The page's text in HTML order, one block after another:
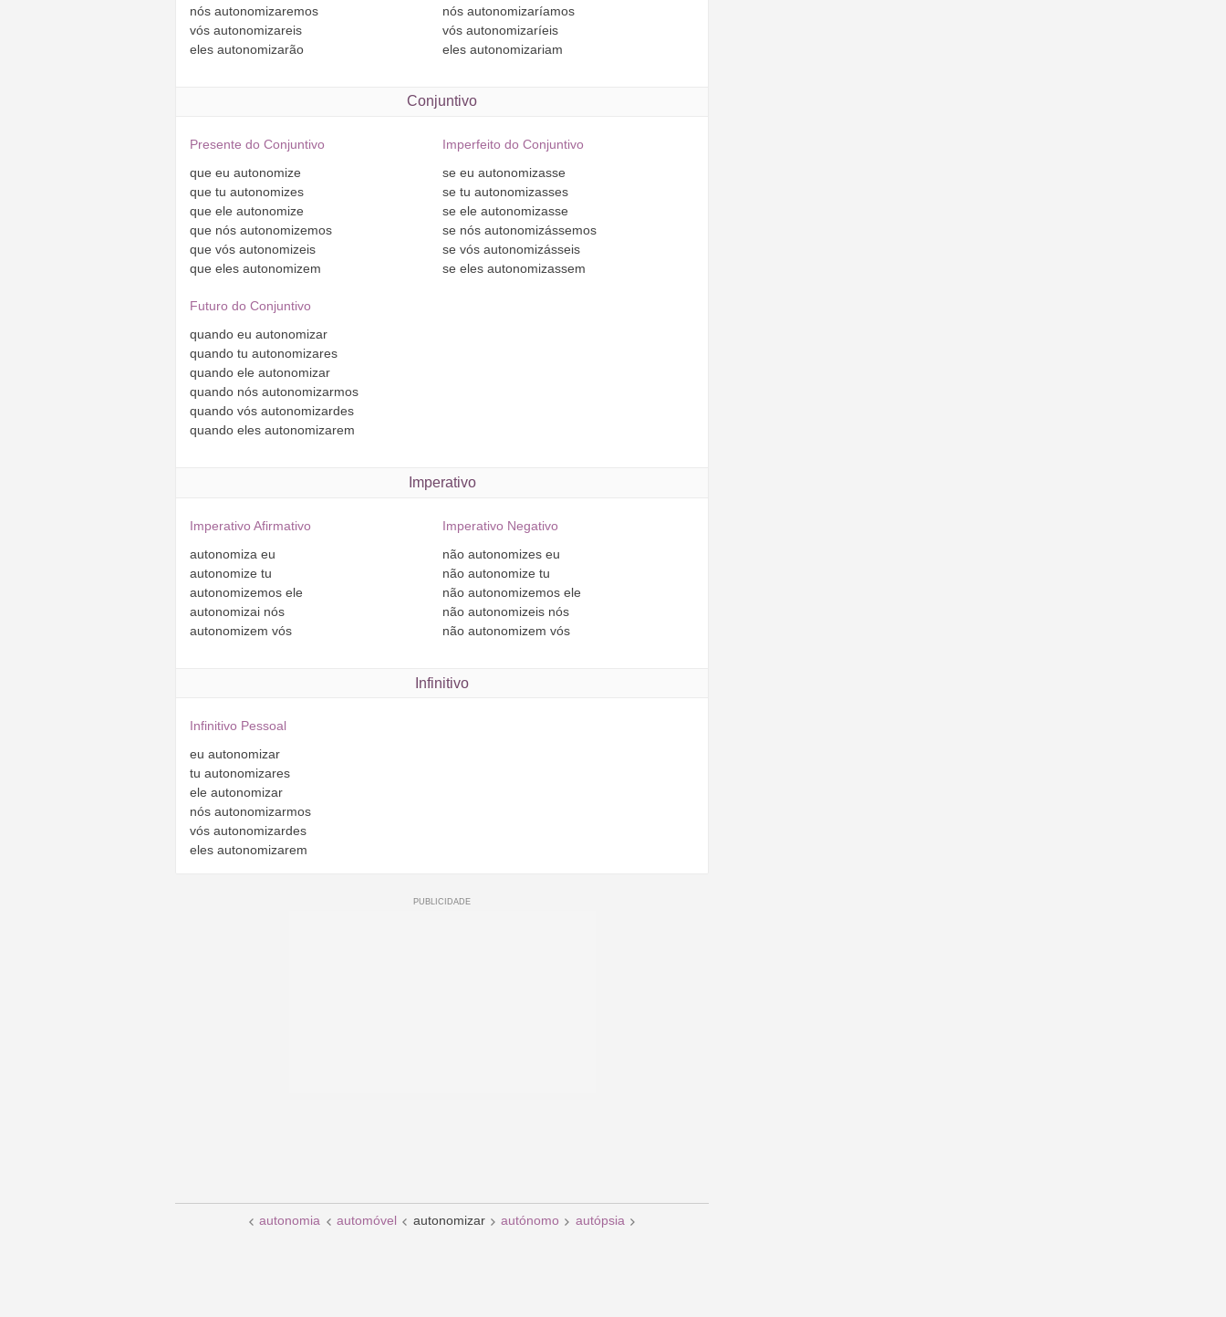
nós autonomizaremos
vós autonomizareis
eles autonomizarão
nósautonomizaríamos
vósautonomizaríeis
elesautonomizariam
Conjuntivo
Presente do Conjuntivo
que eu autonomize
que tu autonomizes
que ele autonomize
que nós autonomizemos
que vós autonomizeis
que eles autonomizem
Imperfeito do Conjuntivo
se eu autonomizasse
se tu autonomizasses
se ele autonomizasse
se nósautonomizássemos
se vósautonomizásseis
se elesautonomizassem
Futuro do Conjuntivo
quando eu autonomizar
quando tu autonomizares
quando ele autonomizar
quando nós autonomizarmos
quando vós autonomizardes
quando eles autonomizarem
Imperativo
Imperativo Afirmativo
autonomiza eu
autonomize tu
autonomizemos ele
autonomizai nós
autonomizem vós
Imperativo Negativo
nãoautonomizes eu
nãoautonomize tu
nãoautonomizemos ele
nãoautonomizeis nós
nãoautonomizem vós
Infinitivo
Infinitivo Pessoal
eu autonomizar
tu autonomizares
ele autonomizar
nós autonomizarmos
vós autonomizardes
eles autonomizarem
autonomia automóvel autonomizar autónomo autópsia